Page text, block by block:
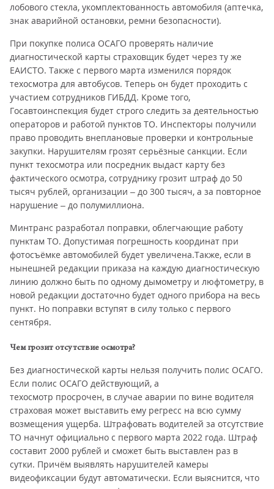
лобового стекла, укомплектованность автомобиля (аптечка,
знак аварийной остановки, ремни безопасности).
При покупке полиса ОСАГО проверять наличие
диагностической карты страховщик будет через ту же
ЕАИСТО. Также с первого марта изменился порядок
техосмотра для автобусов. Теперь он будет проходить с
участием сотрудников ГИБДД. Кроме того,
Госавтоинспекция будет строго следить за деятельностью
операторов и работой пунктов ТО. Инспекторы получили
право проводить внеплановые проверки и контрольные
закупки. Нарушителям грозят серьёзные санкции. Если
пункт техосмотра или посредник выдаст карту без
фактического осмотра, сотруднику грозит штраф до 50
тысяч рублей, организации – до 300 тысяч, а за повторное
нарушение – до полумиллиона.
Минтранс разработал поправки, облегчающие работу
пунктам ТО. Допустимая погрешность координат при
фотосъёмке автомобилей будет увеличена.Также, если в
нынешней редакции приказа на каждую диагностическую
линию должно быть по одному дымометру и люфтометру, в
новой редакции достаточно будет одного прибора на весь
пункт. Но поправки вступят в силу только с первого
сентября.
Чем грозит отсутствие осмотра?
Без диагностической карты нельзя получить полис ОСАГО.
Если полис ОСАГО действующий, а
техосмотр просрочен, в случае аварии по вине водителя
страховая может выставить ему регресс на всю сумму
возмещения ущерба. Штрафовать водителей за отсутствие
ТО начнут официально с первого марта 2022 года. Штраф
составит 2000 рублей и сможет быть выставлен раз в
сутки. Причём выявлять нарушителей камеры
видеофиксации будут автоматически. Если выяснится, что